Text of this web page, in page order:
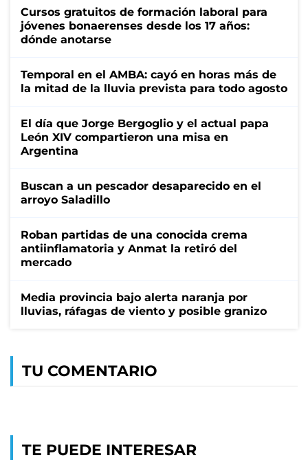
Cursos gratuitos de formación laboral para
jóvenes bonaerenses desde los 17 años:
dónde anotarse
Temporal en el AMBA: cayó en horas más de
la mitad de la lluvia prevista para todo agosto
El día que Jorge Bergoglio y el actual papa
León XIV compartieron una misa en
Argentina
Buscan a un pescador desaparecido en el
arroyo Saladillo
Roban partidas de una conocida crema
antiinflamatoria y Anmat la retiró del
mercado
Media provincia bajo alerta naranja por
lluvias, ráfagas de viento y posible granizo
TU COMENTARIO
TE PUEDE INTERESAR